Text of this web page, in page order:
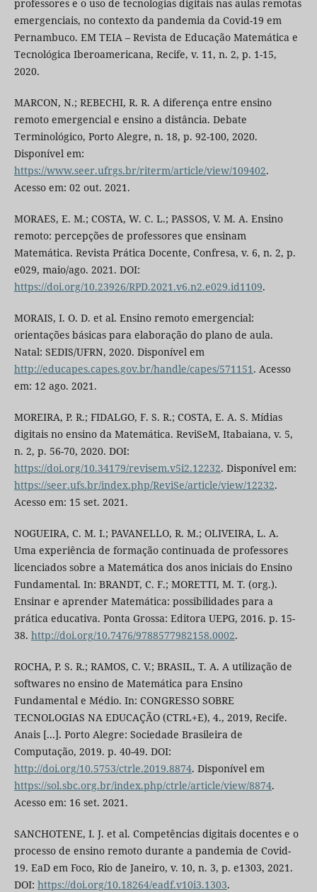
professores e o uso de tecnologias digitais nas aulas remotas
emergenciais, no contexto da pandemia da Covid-19 em
Pernambuco. EM TEIA – Revista de Educação Matemática e
Tecnológica Iberoamericana, Recife, v. 11, n. 2, p. 1-15,
2020.
MARCON, N.; REBECHI, R. R. A diferença entre ensino
remoto emergencial e ensino a distância. Debate
Terminológico, Porto Alegre, n. 18, p. 92-100, 2020.
Disponível em:
https://www.seer.ufrgs.br/riterm/article/view/109402.
Acesso em: 02 out. 2021.
MORAES, E. M.; COSTA, W. C. L.; PASSOS, V. M. A. Ensino
remoto: percepções de professores que ensinam
Matemática. Revista Prática Docente, Confresa, v. 6, n. 2, p.
e029, maio/ago. 2021. DOI:
https://doi.org/10.23926/RPD.2021.v6.n2.e029.id1109.
MORAIS, I. O. D. et al. Ensino remoto emergencial:
orientações básicas para elaboração do plano de aula.
Natal: SEDIS/UFRN, 2020. Disponível em
http://educapes.capes.gov.br/handle/capes/571151 . Acesso
em: 12 ago. 2021.
MOREIRA, P. R.; FIDALGO, F. S. R.; COSTA, E. A. S. Mídias
digitais no ensino da Matemática. ReviSeM, Itabaiana, v. 5,
n. 2, p. 56-70, 2020. DOI:
https://doi.org/10.34179/revisem.v5i2.12232. Disponível em:
https://seer.ufs.br/index.php/ReviSe/article/view/12232.
Acesso em: 15 set. 2021.
NOGUEIRA, C. M. I.; PAVANELLO, R. M.; OLIVEIRA, L. A.
Uma experiência de formação continuada de professores
licenciados sobre a Matemática dos anos iniciais do Ensino
Fundamental. In: BRANDT, C. F.; MORETTI, M. T. (org.).
Ensinar e aprender Matemática: possibilidades para a
prática educativa. Ponta Grossa: Editora UEPG, 2016. p. 15-
38. http://doi.org/10.7476/9788577982158.0002.
ROCHA, P. S. R.; RAMOS, C. V.; BRASIL, T. A. A utilização de
softwares no ensino de Matemática para Ensino
Fundamental e Médio. In: CONGRESSO SOBRE
TECNOLOGIAS NA EDUCAÇÃO (CTRL+E), 4., 2019, Recife.
Anais [...]. Porto Alegre: Sociedade Brasileira de
Computação, 2019. p. 40-49. DOI:
http://doi.org/10.5753/ctrle.2019.8874. Disponível em
https://sol.sbc.org.br/index.php/ctrle/article/view/8874.
Acesso em: 16 set. 2021.
SANCHOTENE, I. J. et al. Competências digitais docentes e o
processo de ensino remoto durante a pandemia de Covid-
19. EaD em Foco, Rio de Janeiro, v. 10, n. 3, p. e1303, 2021.
DOI: https://doi.org/10.18264/eadf.v10i3.1303.